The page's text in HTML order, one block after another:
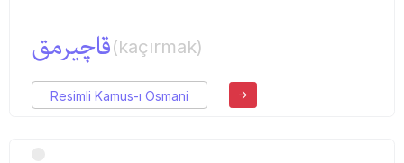
قاچیرمق(kaçırmak)
Resimli Kamus-ı Osmani